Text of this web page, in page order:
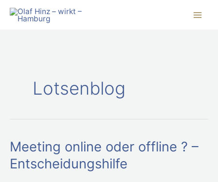
Zum
Inhalt
Lotsenblog
Meeting online oder offline ? –
Entscheidungshilfe
Meeting
oder